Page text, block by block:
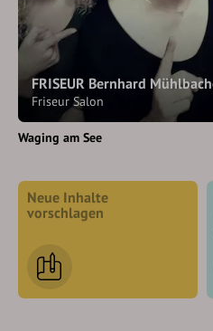
FRISEUR Bernhard
Friseur Salon
Waging am See
Neue Inhalte
vorschlagen